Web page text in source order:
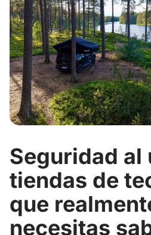
Seguridad al
tiendas de
que
necesitas